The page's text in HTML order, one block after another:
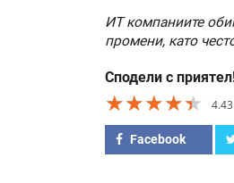
ИТ компаниите
промени, като
Сподели с
★★★★★
★★★★★
★★★★★ 4.43
Facebook